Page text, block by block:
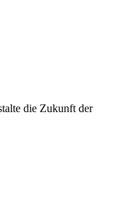
die Zukunft der